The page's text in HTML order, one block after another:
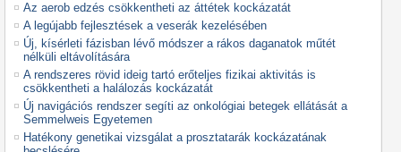
Az aerob edzés csökkentheti az áttétek kockázatát
A legújabb fejlesztések a veserák kezelésében
Új, kísérleti fázisban lévő módszer a rákos daganatok műtét
nélküli eltávolítására
A rendszeres rövid ideig tartó erőteljes fizikai aktivitás is
csökkentheti a halálozás kockázatát
Új navigációs rendszer segíti az onkológiai betegek ellátását a
Semmelweis Egyetemen
Hatékony genetikai vizsgálat a prosztatarák kockázatának